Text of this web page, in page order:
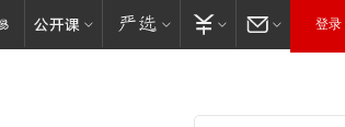
登录